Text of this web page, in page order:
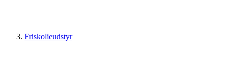
Friskolieudstyr